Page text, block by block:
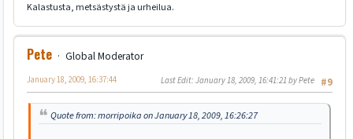
Kalastusta, metsästystä ja urheilua.
Pete
Global Moderator
#9
January 18, 2009, 16:37:44 Last Edit: January 18, 2009, 16:41:21 by Pete
Quote from: morripoika on January 18, 2009, 16:26:27